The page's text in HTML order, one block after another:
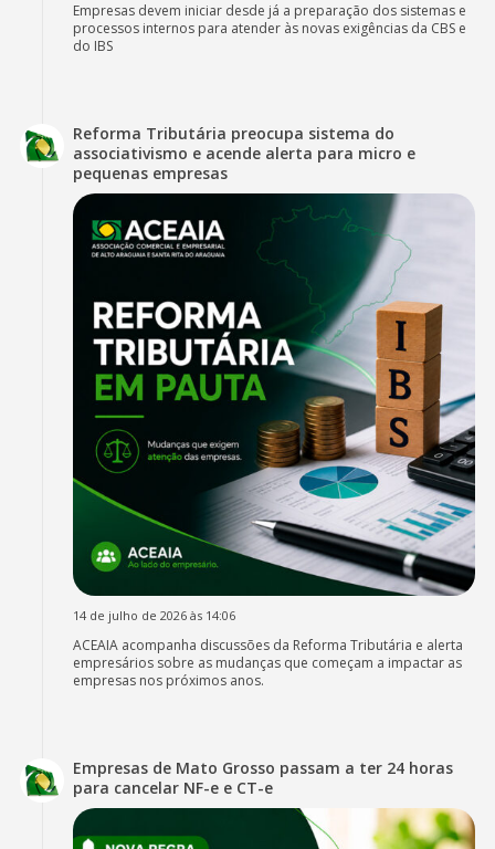
Empresas devem iniciar desde já a preparação dos sistemas e
processos internos para atender às novas exigências da CBS e
do IBS
Reforma Tributária preocupa sistema do
associativismo e acende alerta para micro e
pequenas empresas
14 de julho de 2026 às 14:06
ACEAIA acompanha discussões da Reforma Tributária e alerta
empresários sobre as mudanças que começam a impactar as
empresas nos próximos anos.
Empresas de Mato Grosso passam a ter 24 horas
para cancelar NF-e e CT-e